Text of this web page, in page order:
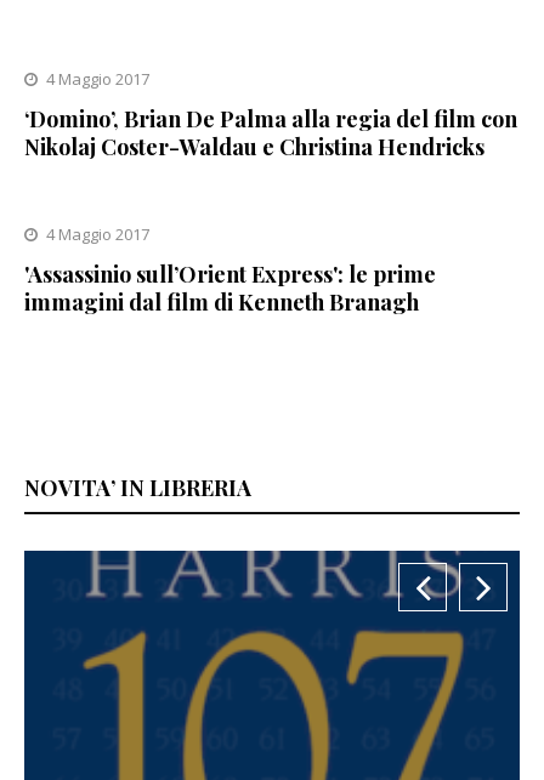
4 Maggio 2017
‘Domino’, Brian De Palma alla regia del film con
Nikolaj Coster-Waldau e Christina Hendricks
4 Maggio 2017
'Assassinio sull’Orient Express': le prime
immagini dal film di Kenneth Branagh
NOVITA’ IN LIBRERIA